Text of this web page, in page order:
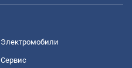
Электромобили
Сервис